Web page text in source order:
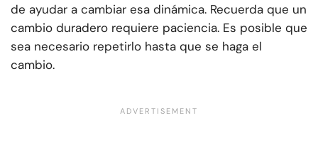
de ayudar a cambiar esa dinámica. Recuerda que un
cambio duradero requiere paciencia. Es posible que
sea necesario repetirlo hasta que se haga el
cambio.